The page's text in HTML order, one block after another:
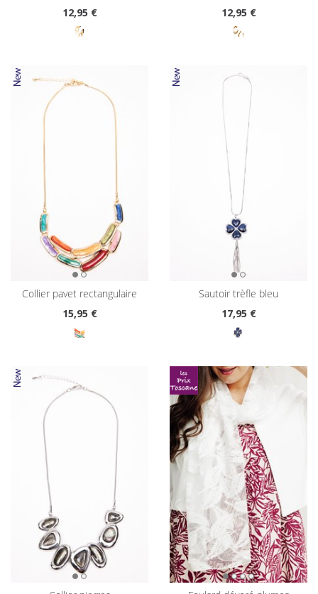
12,95 €
12,95 €
collier pavet rectangulaire
15,95 €
sautoir trèfle bleu
17,95 €